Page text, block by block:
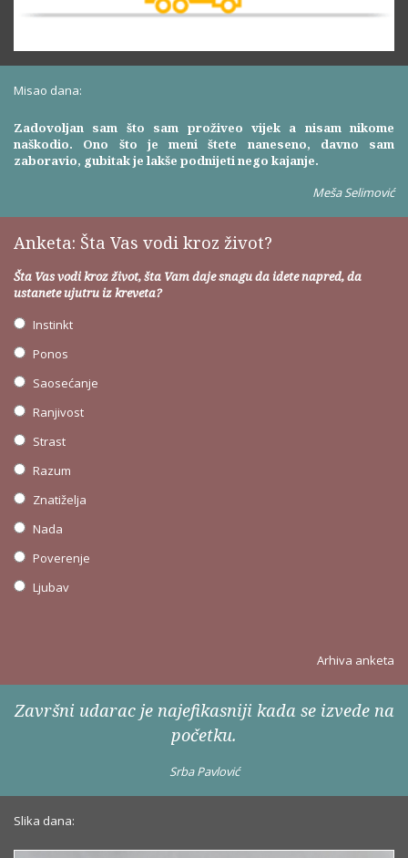
Misao dana:
Zadovoljan sam što sam proživeo vijek a nisam nikome
naškodio. Ono što je meni štete naneseno, davno sam
zaboravio, gubitak je lakše podnijeti nego kajanje.
Meša Selimović
Anketa: Šta Vas vodi kroz život?
Šta Vas vodi kroz život, šta Vam daje snagu da idete napred, da
ustanete ujutru iz kreveta?
Instinkt
Ponos
Saosećanje
Ranjivost
Strast
Razum
Znatiželja
Nada
Poverenje
Ljubav
Arhiva anketa
Završni udarac je najefikasniji kada se izvede na
početku.
Srba Pavlović
Slika dana: